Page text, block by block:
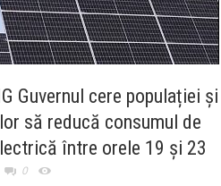
Guvernul cere populației și
să reducă consumul de
între orele 19 și 23
0